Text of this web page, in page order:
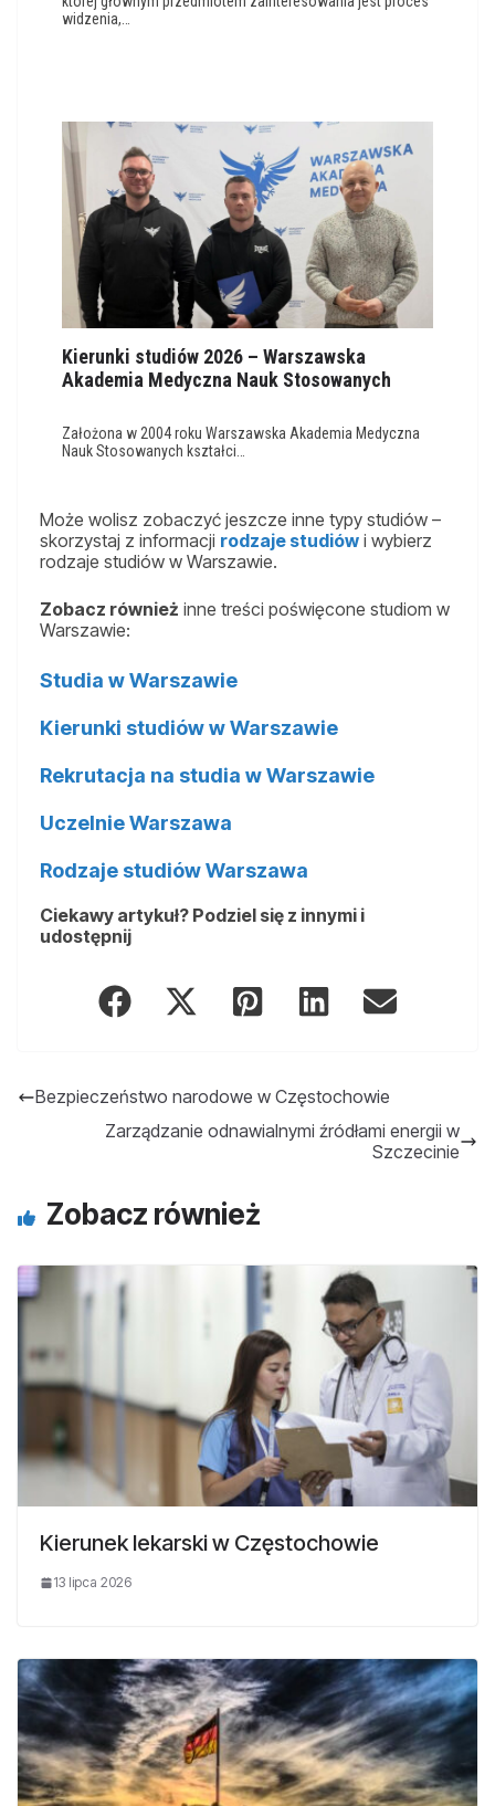
widzenia,…
Kierunki studiów 2026 – Warszawska
Akademia Medyczna Nauk Stosowanych
Założona w 2004 roku Warszawska Akademia Medyczna
Nauk Stosowanych kształci…
Może wolisz zobaczyć jeszcze inne typy studiów –
skorzystaj z informacji rodzaje studiów i wybierz
rodzaje studiów w Warszawie.
Zobacz również inne treści poświęcone studiom w
Warszawie:
Studia w Warszawie
Kierunki studiów w Warszawie
Rekrutacja na studia w Warszawie
Uczelnie Warszawa
Rodzaje studiów Warszawa
Ciekawy artykuł? Podziel się z innymi i
udostępnij
Bezpieczeństwo narodowe w Częstochowie
Zarządzanie odnawialnymi źródłami energii w
Szczecinie
Zobacz również
Kierunek lekarski w Częstochowie
13 lipca 2026